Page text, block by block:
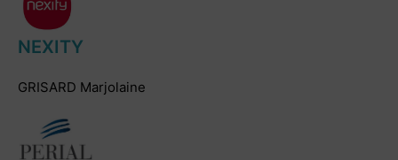
NEXITY
GRISARD Marjolaine